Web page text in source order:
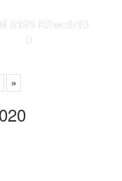
8191-KSweb10
0
»